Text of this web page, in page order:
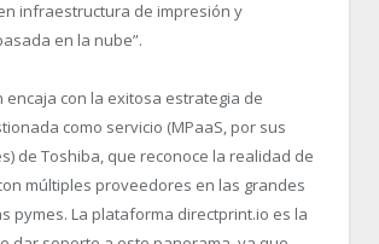
infraestructura de impresión y
en la nube”.
encaja con la exitosa estrategia de
como servicio (MPaaS, por sus
de Toshiba, que reconoce la realidad de
múltiples proveedores en las grandes
pymes. La plataforma directprint.io es la